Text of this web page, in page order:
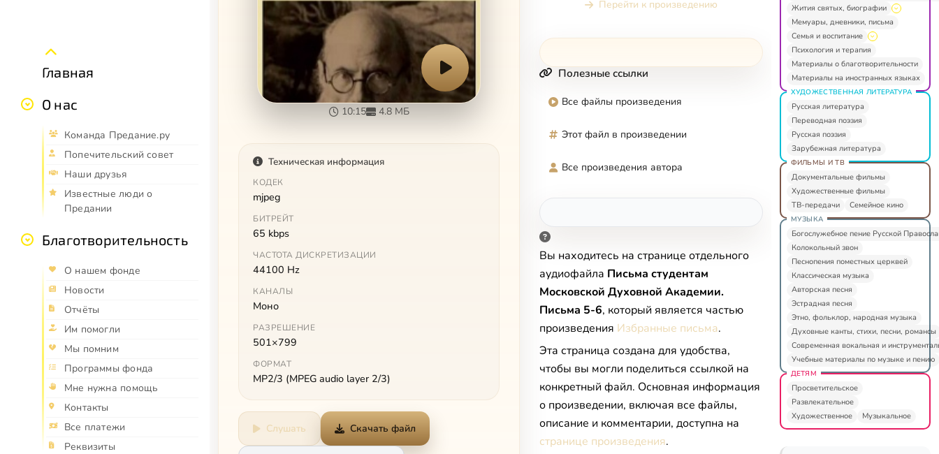
Главная
О нас
Команда Предание.ру
Попечительский совет
Наши друзья
Известные люди о
Предании
Благотворительность
О нашем фонде
Новости
Отчёты
Им помогли
Мы помним
Программы фонда
Мне нужна помощь
Контакты
Все платежи
Реквизиты
10:15 4.8 МБ
Техническая информация
КОДЕК
mjpeg
БИТРЕЙТ
65 kbps
ЧАСТОТА ДИСКРЕТИЗАЦИИ
44100 Hz
КАНАЛЫ
Моно
РАЗРЕШЕНИЕ
501×799
ФОРМАТ
MP2/3 (MPEG audio layer 2/3)
Слушать Скачать файл
монашествующим города
Перейти к произведению
Полезные ссылки
Все файлы произведения
Этот файл в произведении
Все произведения автора
Вы находитесь на странице отдельного
аудиофайла Письма студентам
Московской Духовной Академии.
Письма 5-6, который является частью
произведения Избранные письма.
Эта страница создана для удобства,
чтобы вы могли поделиться ссылкой на
конкретный файл. Основная информация
о произведении, включая все файлы,
описание и комментарии, доступна на
странице произведения.
Жития святых, биографии
Мемуары, дневники, письма
Семья и воспитание
Психология и терапия
Материалы о благотворительности
Материалы на иностранных языках
ХУДОЖЕСТВЕННАЯ ЛИТЕРАТУРА
Русская литература
Переводная поэзия
Русская поэзия
Зарубежная литература
ФИЛЬМЫ И ТВ
Документальные фильмы
Художественные фильмы
ТВ-передачи
Семейное кино
МУЗЫКА
Богослужебное пение Русской
Колокольный звон
Песнопения поместных церквей
Классическая музыка
Авторская песня
Эстрадная песня
Этно, фольклор, народная музыка
Духовные канты, стихи, песни, романсы
Современная вокальная и
Учебные материалы по музыке и пению
ДЕТЯМ
Просветительское
Развлекательное
Художественное
Музыкальное